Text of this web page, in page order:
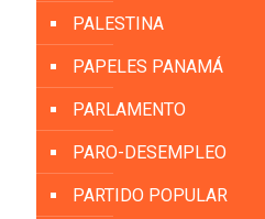
PALESTINA
PAPELES PANAMÁ
PARLAMENTO
PARO-DESEMPLEO
PARTIDO POPULAR